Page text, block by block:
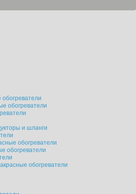
обогреватели
обогреватели
и шланги
обогреватели
обогреватели
обогреватели